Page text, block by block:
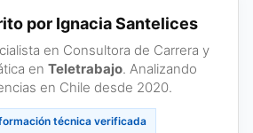
por Ignacia Santelices
en Consultora de Carrera y
en Teletrabajo. Analizando
en Chile desde 2020.
técnica verificada